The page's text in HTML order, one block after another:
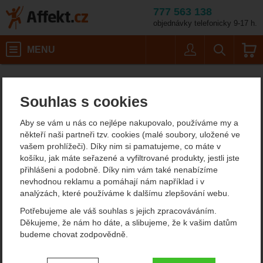
Souhlas s cookies
Aby se vám u nás co nejlépe nakupovalo, používáme my a
někteří naši partneři tzv. cookies (malé soubory, uložené ve
vašem prohlížeči). Díky nim si pamatujeme, co máte v
košíku, jak máte seřazené a vyfiltrované produkty, jestli jste
přihlášeni a podobně. Díky nim vám také nenabízíme
nevhodnou reklamu a pomáhají nám například i v
analýzách, které používáme k dalšímu zlepšování webu.
Potřebujeme ale váš souhlas s jejich zpracováváním.
Děkujeme, že nám ho dáte, a slibujeme, že k vašim datům
budeme chovat zodpovědně.
Nastavení souhlasů s kategoriemi
777 563 138
objednávky telefonicky 9-17 h.
MENU
MSR Footprint
MSR Footprint Universal 4
Person Large
Fotografie